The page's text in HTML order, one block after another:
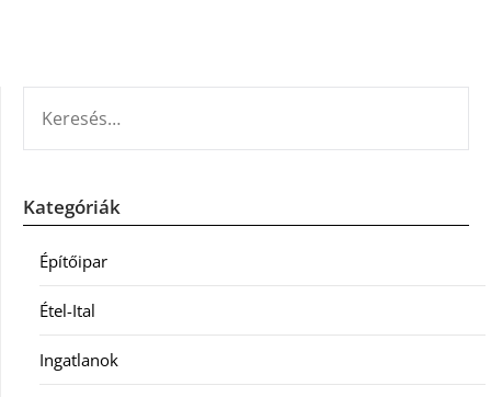
Kategóriák
Építőipar
Étel-Ital
Ingatlanok